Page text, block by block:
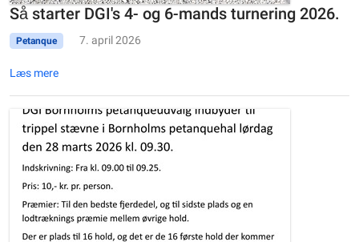
Så starter DGI's 4- og 6-mands turnering 2026.
Petanque 7. april 2026
Læs mere